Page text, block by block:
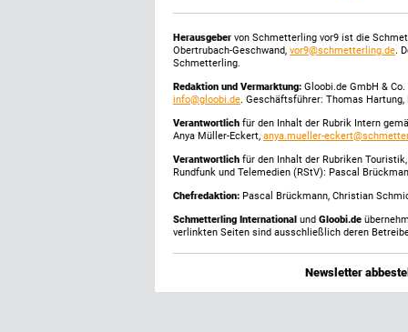
Herausgeber von Schmetterling vor9 ist die
Obertrubach-Geschwand, vor9@schmetterling.de.
Schmetterling.
Redaktion und Vermarktung: Gloobi.de GmbH &
info@gloobi.de. Geschäftsführer: Thomas
Verantwortlich für den Inhalt der Rubrik Intern
Anya Müller-Eckert, anya.mueller-
Verantwortlich für den Inhalt der Rubriken
Rundfunk und Telemedien (RStV): Pascal
Chefredaktion: Pascal Brückmann, Christian
Schmetterling International und Gloobi.de
verlinkten Seiten sind ausschließlich deren
Newsletter